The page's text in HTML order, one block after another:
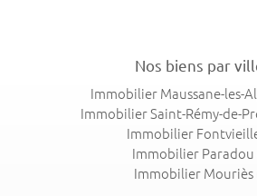
Nos biens par
Immobilier Maussane-les-
Immobilier Saint-Rémy-de-
Immobilier
Immobilier Paradou
Immobilier Mouriès